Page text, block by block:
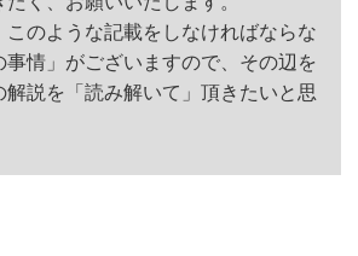
のような記載をしなければならな
情」がございますので、その辺を
説を「読み解いて」頂きたいと思